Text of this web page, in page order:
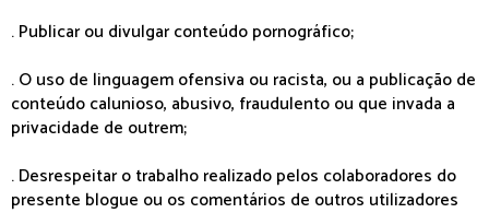
. Publicar ou divulgar conteúdo pornográfico;
. O uso de linguagem ofensiva ou racista, ou a publicação de
conteúdo calunioso, abusivo, fraudulento ou que invada a
privacidade de outrem;
. Desrespeitar o trabalho realizado pelos colaboradores do
presente blogue ou os comentários de outros utilizadores